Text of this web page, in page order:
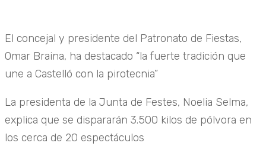
El concejal y presidente del Patronato de Fiestas,
Omar Braina, ha destacado “la fuerte tradición que
une a Castelló con la pirotecnia”
La presidenta de la Junta de Festes, Noelia Selma,
explica que se dispararán 3.500 kilos de pólvora en
los cerca de 20 espectáculos